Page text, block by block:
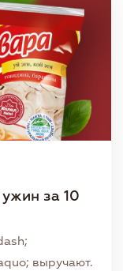
за 10
выручают.